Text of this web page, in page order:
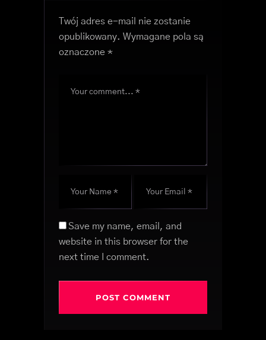
Twój adres e-mail nie zostanie
opublikowany. Wymagane pola są
oznaczone *
Save my name, email, and
website in this browser for the
next time I comment.